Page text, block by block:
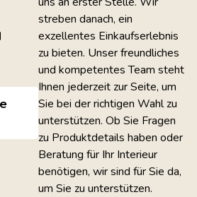
streben danach, ein
exzellentes Einkaufserlebnis
zu bieten. Unser freundliches
und kompetentes Team steht
Ihnen jederzeit zur Seite, um
Sie bei der richtigen Wahl zu
unterstützen. Ob Sie Fragen
zu Produktdetails haben oder
Beratung für Ihr Interieur
benötigen, wir sind für Sie da,
um Sie zu unterstützen.